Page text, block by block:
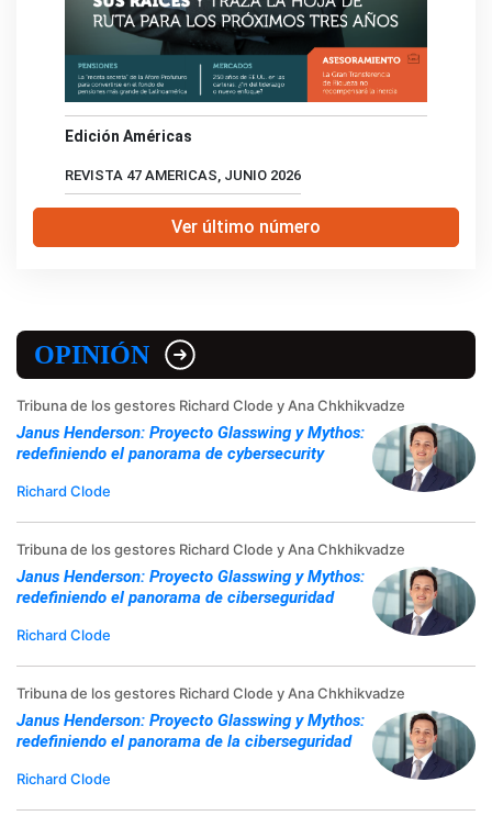
Edición Américas
REVISTA 47 AMERICAS, JUNIO 2026
Ver último número
OPINIÓN
Tribuna de los gestores Richard Clode y Ana Chkhikvadze
Janus Henderson: Proyecto Glasswing y Mythos:
redefiniendo el panorama de cybersecurity
Richard Clode
Tribuna de los gestores Richard Clode y Ana Chkhikvadze
Janus Henderson: Proyecto Glasswing y Mythos:
redefiniendo el panorama de ciberseguridad
Richard Clode
Tribuna de los gestores Richard Clode y Ana Chkhikvadze
Janus Henderson: Proyecto Glasswing y Mythos:
redefiniendo el panorama de la ciberseguridad
Richard Clode